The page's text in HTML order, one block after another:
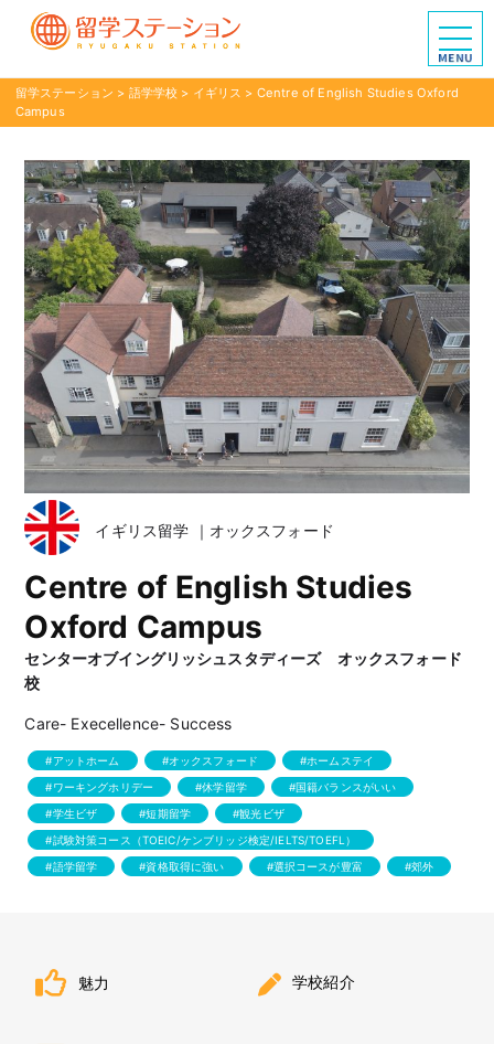
留学ステーション > 語学学校 > イギリス > Centre of English Studies Oxford
Campus
イギリス留学 ｜オックスフォード
Centre of English Studies
Oxford Campus
センターオブイングリッシュスタディーズ オックスフォード
校
Care- Execellence- Success
アットホーム オックスフォード
ホームステイ
ワーキングホリデー
休学留学
国籍バランスがいい
学生ビザ
短期留学
観光ビザ
試験対策コース（TOEIC/ケンブリッジ検定/IELTS/TOEFL）
語学留学
資格取得に強い 選択コースが豊富 郊外
魅力 学校紹介